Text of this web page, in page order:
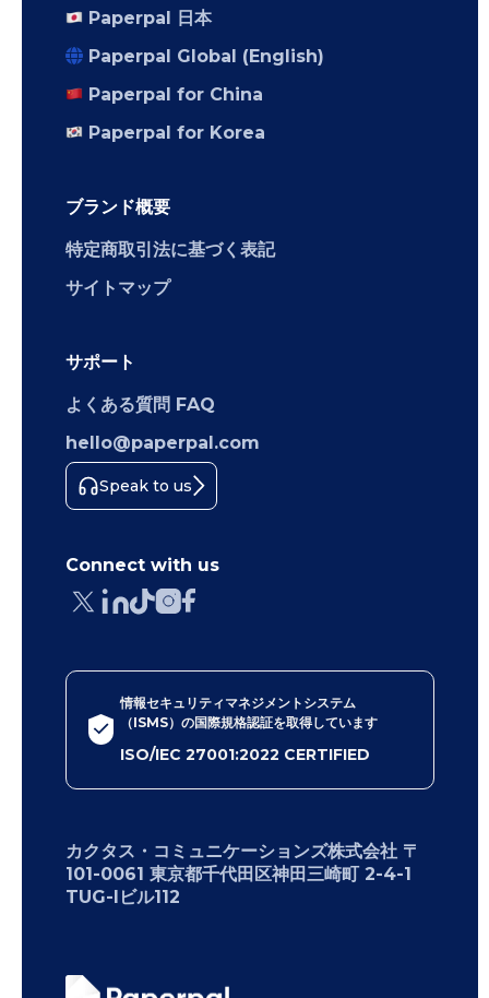
Paperpal 日本
Paperpal Global (English)
Paperpal for China
Paperpal for Korea
ブランド概要
特定商取引法に基づく表記
サイトマップ
サポート
よくある質問 FAQ
hello@paperpal.com
Speak to us
Connect with us
情報セキュリティマネジメントシステム
（ISMS）の国際規格認証を取得しています
ISO/IEC 27001:2022 CERTIFIED
カクタス・コミュニケーションズ株式会社 〒
101-0061 東京都千代田区神田三崎町 2-4-1
TUG-Iビル112